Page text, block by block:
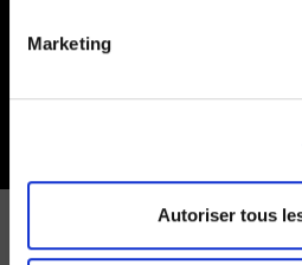
Marketing
Autoriser tous